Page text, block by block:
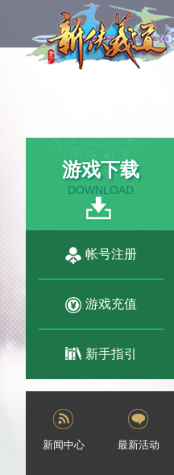
游戏下载
DOWNLOAD
帐号注册
游戏充值
新手指引
新闻中心 最新活动